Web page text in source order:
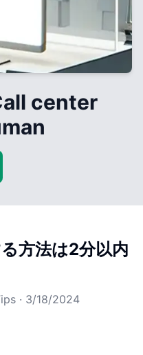
center
方法は2分以内
· 3/18/2024